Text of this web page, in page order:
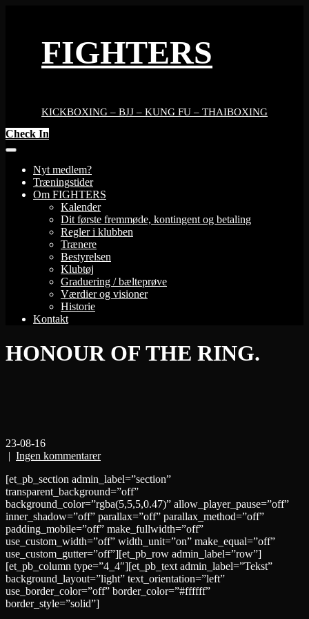
FIGHTERS
KICKBOXING – BJJ – KUNG FU – THAIBOXING
Check In
Nyt medlem?
Træningstider
Om FIGHTERS
Kalender
Dit første fremmøde, kontingent og betaling
Regler i klubben
Trænere
Bestyrelsen
Klubtøj
Graduering / bælteprøve
Værdier og visioner
Historie
Kontakt
HONOUR OF THE RING.
23-08-16
| Ingen kommentarer
[et_pb_section admin_label=”section”
transparent_background=”off”
background_color=”rgba(5,5,5,0.47)” allow_player_pause=”off”
inner_shadow=”off” parallax=”off” parallax_method=”off”
padding_mobile=”off” make_fullwidth=”off”
use_custom_width=”off” width_unit=”on” make_equal=”off”
use_custom_gutter=”off”][et_pb_row admin_label=”row”]
[et_pb_column type=”4_4″][et_pb_text admin_label=”Tekst”
background_layout=”light” text_orientation=”left”
use_border_color=”off” border_color=”#ffffff”
border_style=”solid”]